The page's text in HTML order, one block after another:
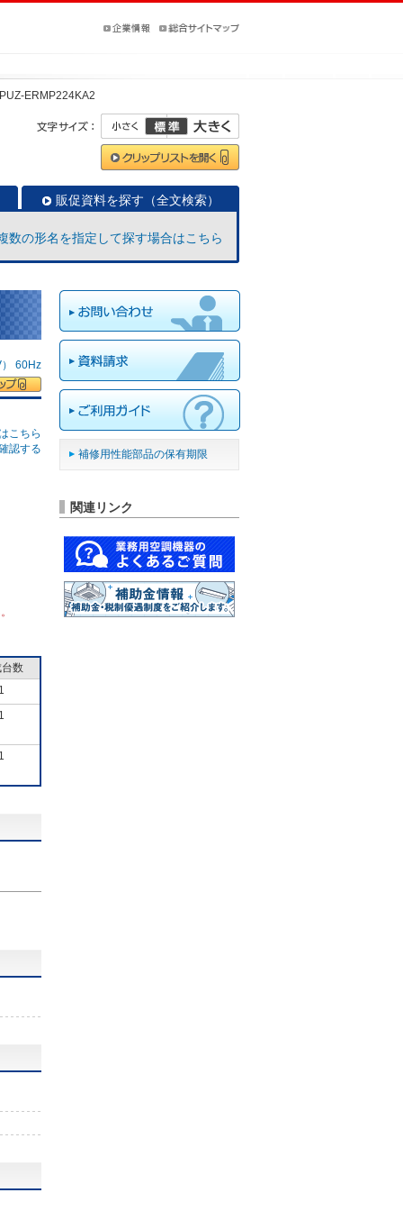
PUZ-ERMP224KA2
販促資料を探す（全文検索）
数の形名を指定して探す場合はこちら
60Hz
こちら
認する
数
補修用性能部品の保有期限
関連リンク